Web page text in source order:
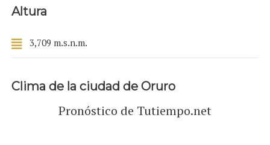
Altura
3,709 m.s.n.m.
Clima de la ciudad de Oruro
Pronóstico de Tutiempo.net